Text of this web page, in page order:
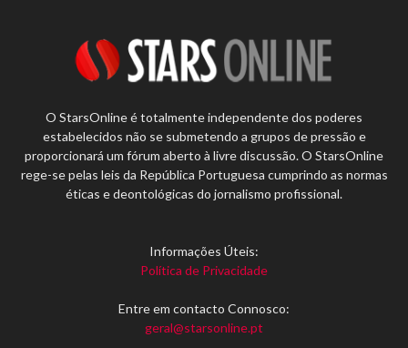
O StarsOnline é totalmente independente dos poderes
estabelecidos não se submetendo a grupos de pressão e
proporcionará um fórum aberto à livre discussão. O StarsOnline
rege-se pelas leis da República Portuguesa cumprindo as normas
éticas e deontológicas do jornalismo profissional.
Informações Úteis:
Política de Privacidade
Entre em contacto Connosco:
geral@starsonline.pt